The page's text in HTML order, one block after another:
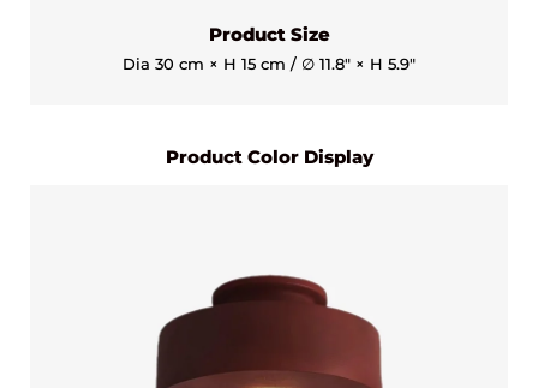
Product Size
Dia 30 cm × H 15 cm / ∅ 11.8″ × H 5.9″
Product Color Display